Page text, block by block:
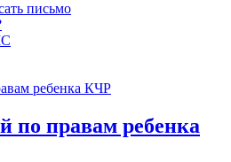
письмо
по правам ребенка